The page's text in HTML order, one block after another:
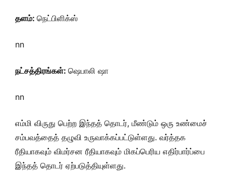
தளம்: நெட்பிளிக்ஸ்
nn
நட்சத்திரங்கள்: ஷெபாலி ஷா
nn
எம்மி விருது பெற்ற இந்தத் தொடர், மீண்டும் ஒரு உண்மைச்
சம்பவத்தைத் தழுவி உருவாக்கப்பட்டுள்ளது. வர்த்தக
ரீதியாகவும் விமர்சன ரீதியாகவும் மிகப்பெரிய எதிர்பார்ப்பை
இந்தத் தொடர் ஏற்படுத்தியுள்ளது.